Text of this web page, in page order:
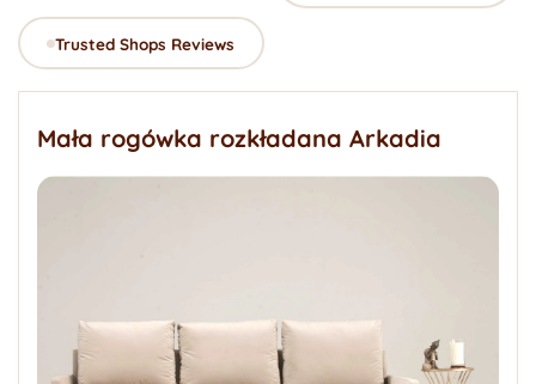
Trusted Shops Reviews
Mała rogówka rozkładana Arkadia